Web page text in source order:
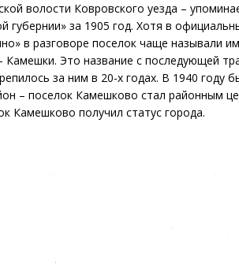
волости Ковровского уезда –
губернии» за 1905 год. Хотя в
в разговоре поселок чаще называли
Камешки. Это название с последующей
за ним в 20-х годах. В 1940 году
– поселок Камешково стал районным
Камешково получил статус города.